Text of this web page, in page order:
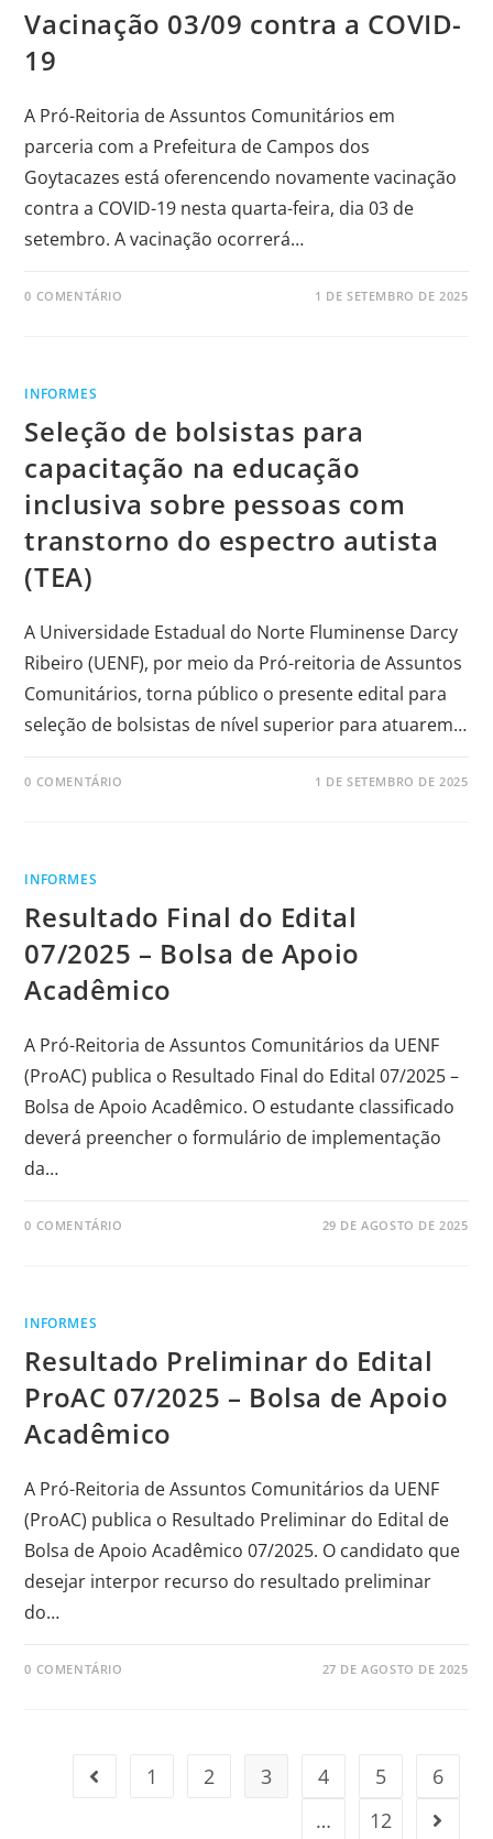
Vacinação 03/09 contra a COVID-
19
A Pró-Reitoria de Assuntos Comunitários em
parceria com a Prefeitura de Campos dos
Goytacazes está oferencendo novamente vacinação
contra a COVID-19 nesta quarta-feira, dia 03 de
setembro. A vacinação ocorrerá…
0 COMENTÁRIO 1 DE SETEMBRO DE 2025
INFORMES
Seleção de bolsistas para
capacitação na educação
inclusiva sobre pessoas com
transtorno do espectro autista
(TEA)
A Universidade Estadual do Norte Fluminense Darcy
Ribeiro (UENF), por meio da Pró-reitoria de Assuntos
Comunitários, torna público o presente edital para
seleção de bolsistas de nível superior para atuarem…
0 COMENTÁRIO 1 DE SETEMBRO DE 2025
INFORMES
Resultado Final do Edital
07/2025 – Bolsa de Apoio
Acadêmico
A Pró-Reitoria de Assuntos Comunitários da UENF
(ProAC) publica o Resultado Final do Edital 07/2025 –
Bolsa de Apoio Acadêmico. O estudante classificado
deverá preencher o formulário de implementação
da…
0 COMENTÁRIO 29 DE AGOSTO DE 2025
INFORMES
Resultado Preliminar do Edital
ProAC 07/2025 – Bolsa de Apoio
Acadêmico
A Pró-Reitoria de Assuntos Comunitários da UENF
(ProAC) publica o Resultado Preliminar do Edital de
Bolsa de Apoio Acadêmico 07/2025. O candidato que
desejar interpor recurso do resultado preliminar
do…
0 COMENTÁRIO 27 DE AGOSTO DE 2025
1 2 3 4 5
6
…
12